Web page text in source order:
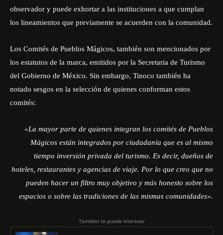
observador y puede exhortar a las instituciones a que cumplan
los lineamientos que previamente se acuerden con la comunidad.
Los Comités de Pueblos Mágicos, también son mencionados por
los estatutos de la marca, emitidos por la Secretaria de Turismo
del Gobierno de México. Sin embargo, Tinoco también ha
notado sesgos en la selección de quienes conforman estos
comités:
«La mayor parte de quienes integran los comités de Pueblos
Mágicos están integrados por ciudadanía que es al mismo
tiempo inversión privada del turismo. Es decir, dueños de
hoteles, restaurantes y agencias de viaje. Por lo que creo que no
pueden hacer un filtro muy objetivo y más honesto sobre los
espacios o sobre las tradiciones de las mismas comunidades».
También te puede interesar